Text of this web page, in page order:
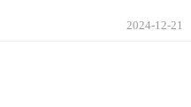
2024-12-21